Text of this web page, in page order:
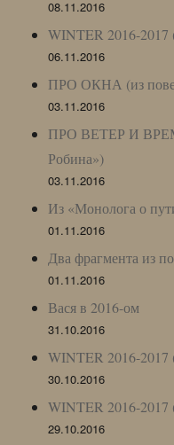
08.11.2016
WINTER 2016-2017
06.11.2016
ПРО ОКНА (из
03.11.2016
ПРО ВЕТЕР И
Робина»)
03.11.2016
Из «Монолога о
01.11.2016
Два фрагмента из
01.11.2016
Вася в 2016-ом
31.10.2016
WINTER 2016-2017
30.10.2016
WINTER 2016-2017
29.10.2016